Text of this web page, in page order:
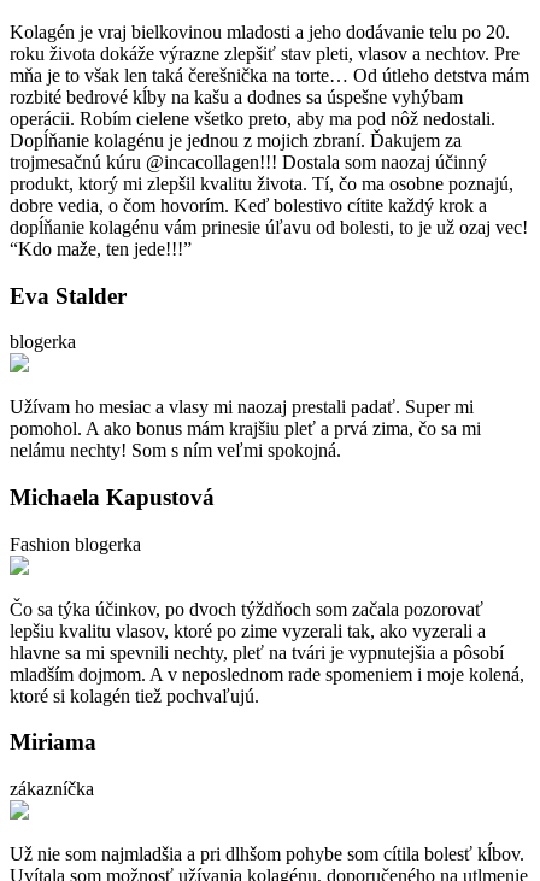
Kolagén je vraj bielkovinou mladosti a jeho dodávanie telu po 20.
roku života dokáže výrazne zlepšiť stav pleti, vlasov a nechtov. Pre
mňa je to však len taká čerešnička na torte… Od útleho detstva mám
rozbité bedrové kĺby na kašu a dodnes sa úspešne vyhýbam
operácii. Robím cielene všetko preto, aby ma pod nôž nedostali.
Dopĺňanie kolagénu je jednou z mojich zbraní. Ďakujem za
trojmesačnú kúru @incacollagen!!! Dostala som naozaj účinný
produkt, ktorý mi zlepšil kvalitu života. Tí, čo ma osobne poznajú,
dobre vedia, o čom hovorím. Keď bolestivo cítite každý krok a
dopĺňanie kolagénu vám prinesie úľavu od bolesti, to je už ozaj vec!
“Kdo maže, ten jede!!!”
Eva Stalder
blogerka
Užívam ho mesiac a vlasy mi naozaj prestali padať. Super mi
pomohol. A ako bonus mám krajšiu pleť a prvá zima, čo sa mi
nelámu nechty! Som s ním veľmi spokojná.
Michaela Kapustová
Fashion blogerka
Čo sa týka účinkov, po dvoch týždňoch som začala pozorovať
lepšiu kvalitu vlasov, ktoré po zime vyzerali tak, ako vyzerali a
hlavne sa mi spevnili nechty, pleť na tvári je vypnutejšia a pôsobí
mladším dojmom. A v neposlednom rade spomeniem i moje kolená,
ktoré si kolagén tiež pochvaľujú.
Miriama
zákazníčka
Už nie som najmladšia a pri dlhšom pohybe som cítila bolesť kĺbov.
Uvítala som možnosť užívania kolagénu, doporučeného na utlmenie